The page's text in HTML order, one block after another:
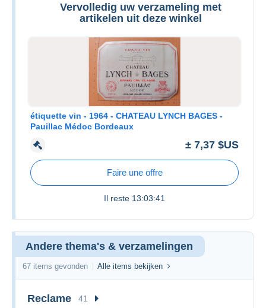
Vervolledig uw verzameling met
artikelen uit deze winkel
étiquette vin - 1964 - CHATEAU LYNCH BAGES -
Pauillac Médoc Bordeaux
± 7,37 $US
Faire une offre
Il reste 13:03:41
Andere thema's & verzamelingen
67 items gevonden Alle items bekijken
Reclame 41